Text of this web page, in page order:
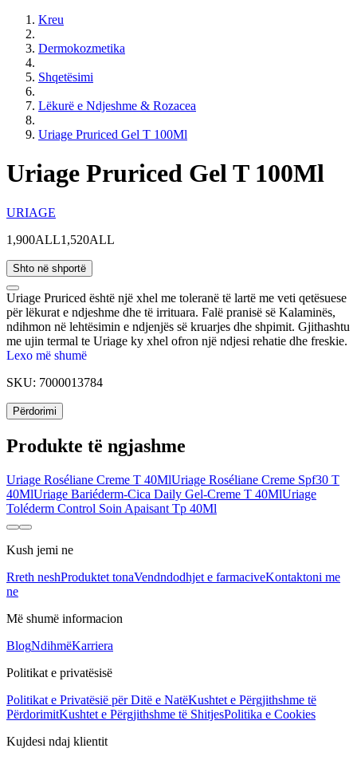
Kreu
Dermokozmetika
Shqetësimi
Lëkurë e Ndjeshme & Rozacea
Uriage Pruriced Gel T 100Ml
Uriage Pruriced Gel T 100Ml
URIAGE
1,900ALL1,520ALL
Shto në shportë
Uriage Pruriced është një xhel me toleranë të lartë me veti qetësuese
për lëkurat e ndjeshme dhe të irrituara. Falë pranisë së Kalaminës,
ndihmon në lehtësimin e ndjenjës së kruarjes dhe shpimit. Gjithashtu
me ujin termal te Uriage ky xhel ofron një ndjesi rehatie dhe freskie.
Është hipoalergjik dhe jo komedogjene.
Lexo më shumë
SKU: 7000013784
Përdorimi
Produkte të ngjashme
Uriage Roséliane Creme T 40MlUriage Roséliane Creme Spf30 T
40MlUriage Bariéderm-Cica Daily Gel-Creme T 40MlUriage
Toléderm Control Soin Apaisant Tp 40Ml
Kush jemi ne
Rreth neshProduktet tonaVendndodhjet e farmaciveKontaktoni me
ne
Më shumë informacion
BlogNdihmëKarriera
Politikat e privatësisë
Politikat e Privatësië për Ditë e NatëKushtet e Përgjithshme të
PërdorimitKushtet e Përgjithshme të ShitjesPolitika e Cookies
Kujdesi ndaj klientit